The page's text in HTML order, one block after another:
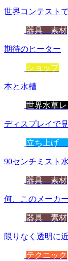
世界コンテスト
器具 素材
期待のヒーター
ショップ
本と水槽
世界水草
ディスプレイで
立ち上げ
90センチミスト
器具 素材
何、このメーカ
器具 素材
限りなく透明に
テクニック